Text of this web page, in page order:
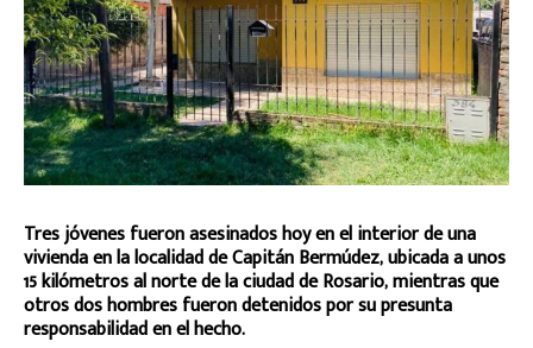
Tres jóvenes fueron asesinados hoy en el interior de una
vivienda en la localidad de Capitán Bermúdez, ubicada a unos
15 kilómetros al norte de la ciudad de Rosario, mientras que
otros dos hombres fueron detenidos por su presunta
responsabilidad en el hecho.